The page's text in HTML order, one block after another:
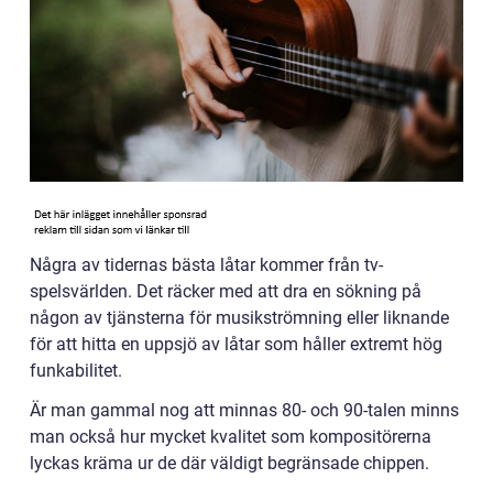
Några av tidernas bästa låtar kommer från tv-
spelsvärlden. Det räcker med att dra en sökning på
någon av tjänsterna för musikströmning eller liknande
för att hitta en uppsjö av låtar som håller extremt hög
funkabilitet.
Är man gammal nog att minnas 80- och 90-talen minns
man också hur mycket kvalitet som kompositörerna
lyckas kräma ur de där väldigt begränsade chippen.